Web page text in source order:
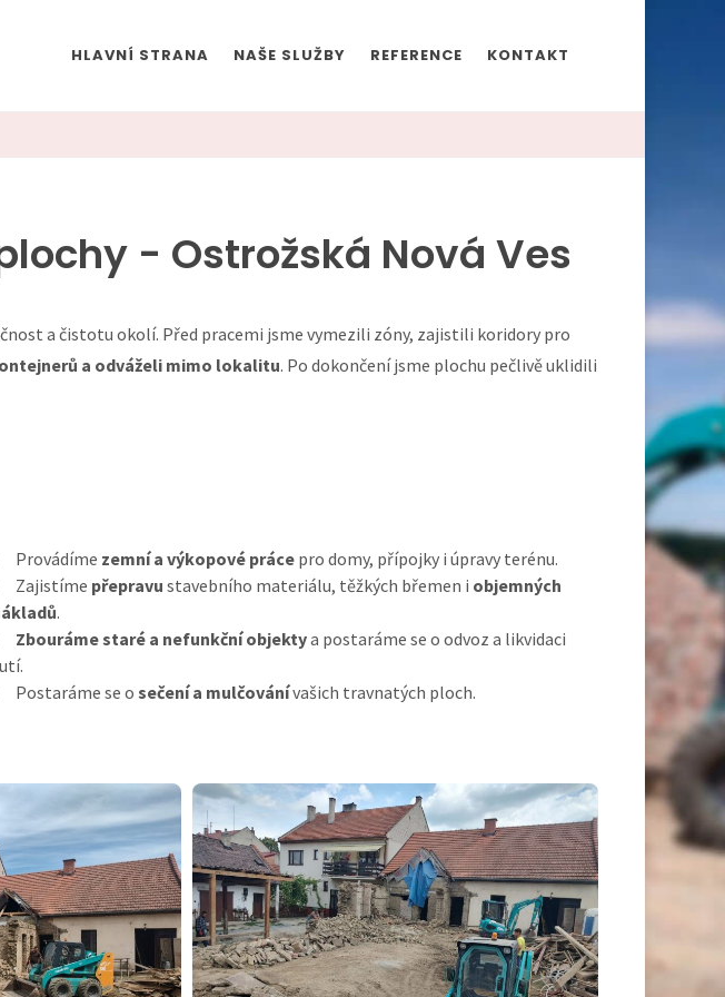
HLAVNÍ STRANA NAŠE SLUŽBY REFERENCE KONTAKT
- Ostrožská Nová Ves
a čistotu okolí. Před pracemi jsme vymezili zóny, zajistili koridory pro
a odváželi mimo lokalitu. Po dokončení jsme plochu pečlivě uklidili
Provádíme zemní a výkopové práce pro domy, přípojky i úpravy terénu.
Zajistíme přepravu stavebního materiálu, těžkých břemen i objemných
.
Zbouráme staré a nefunkční objektya postaráme se o odvoz a likvidaci
Postaráme se o sečení a mulčovánívašich travnatých ploch.